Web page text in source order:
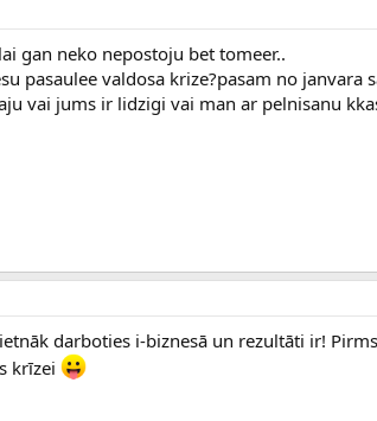
gan neko nepostoju bet tomeer..
pasaulee valdosa krize?pasam no janvara
vai jums ir lidzigi vai man ar pelnisanu
darboties i-biznesā un rezultāti ir!
krīzei